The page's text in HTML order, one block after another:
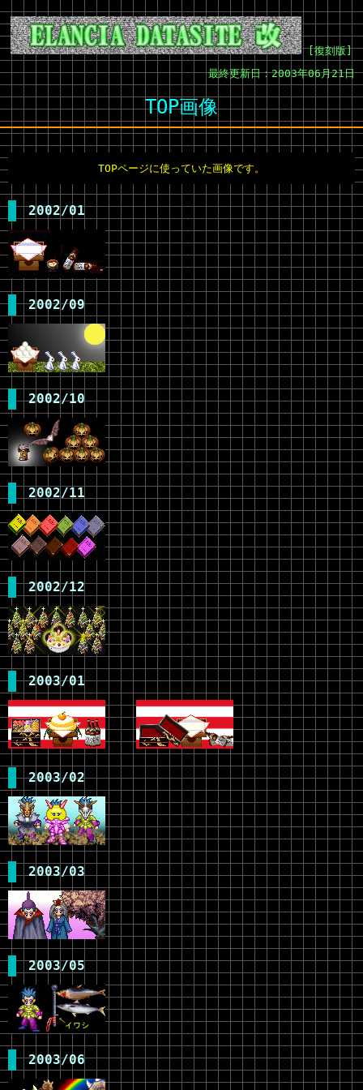
[復刻版]
最終更新日：2003年06月21日
TOP画像
TOPページに使っていた画像です。
2002/01
2002/09
2002/10
2002/11
2002/12
2003/01
2003/02
2003/03
2003/05
2003/06